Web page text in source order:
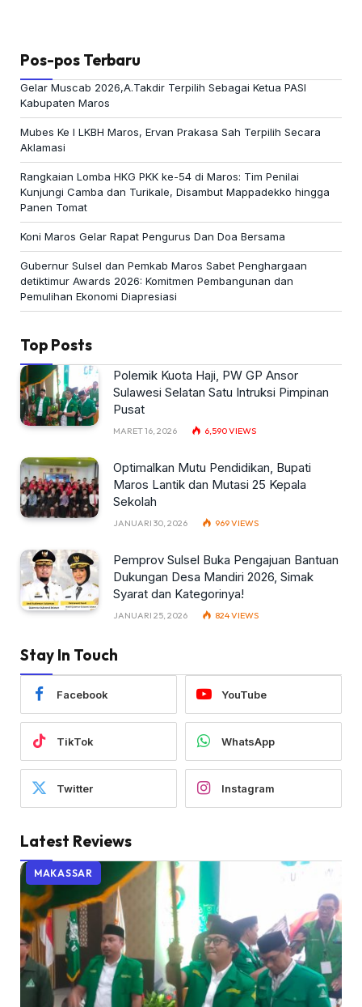
Pos-pos Terbaru
Gelar Muscab 2026,A.Takdir Terpilih Sebagai Ketua PASI
Kabupaten Maros
Mubes Ke I LKBH Maros, Ervan Prakasa Sah Terpilih Secara
Aklamasi
Rangkaian Lomba HKG PKK ke-54 di Maros: Tim Penilai
Kunjungi Camba dan Turikale, Disambut Mappadekko hingga
Panen Tomat
Koni Maros Gelar Rapat Pengurus Dan Doa Bersama
Gubernur Sulsel dan Pemkab Maros Sabet Penghargaan
detiktimur Awards 2026: Komitmen Pembangunan dan
Pemulihan Ekonomi Diapresiasi
Top Posts
Polemik Kuota Haji, PW GP Ansor
Sulawesi Selatan Satu Intruksi Pimpinan
Pusat
MARET 16, 2026 6,590VIEWS
Optimalkan Mutu Pendidikan, Bupati
Maros Lantik dan Mutasi 25 Kepala
Sekolah
JANUARI 30, 2026 969VIEWS
Pemprov Sulsel Buka Pengajuan Bantuan
Dukungan Desa Mandiri 2026, Simak
Syarat dan Kategorinya!
JANUARI 25, 2026 824VIEWS
Stay In Touch
Facebook YouTube
TikTok WhatsApp
Twitter Instagram
Latest Reviews
MAKASSAR